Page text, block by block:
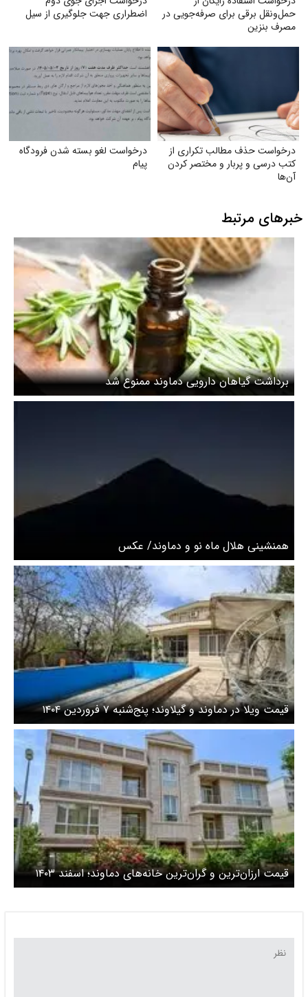
حمل‌ونقل برقی برای صرفه‌جویی در
مصرف بنزین
اضطراری جهت جلوگیری از سیل
درخواست حذف مطالب تکراری از
کتب درسی و پربار و مختصر کردن
آن‌ها
درخواست لغو بسته شدن فرودگاه
پیام
خبرهای مرتبط
برداشت گیاهان دارویی دماوند ممنوع شد
همنشینی هلال ماه نو و دماوند/ عکس
قیمت ویلا در دماوند و گیلاوند؛ پنج‌شنبه ۷ فروردین ۱۴۰۴
قیمت ارزان‌ترین و گران‌ترین خانه‌های دماوند؛ اسفند ۱۴۰۳